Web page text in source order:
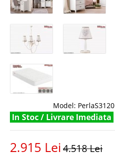
Model: PerlaS3120
In Stoc / Livrare Imediata
2.915 Lei4.518 Lei